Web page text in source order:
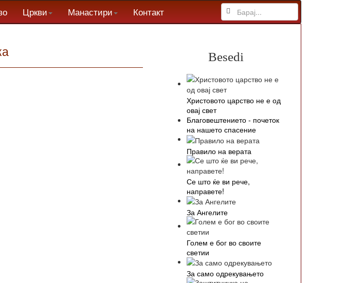
Цркви Манастири Контакт
Besedi
Христовото царство не е од
овај свет
Благовештението - почеток
на нашето спасение
Правило на верата
Се што ќе ви рече,
направете!
За Ангелите
Голем е бог во своите
светии
За само одрекувањето